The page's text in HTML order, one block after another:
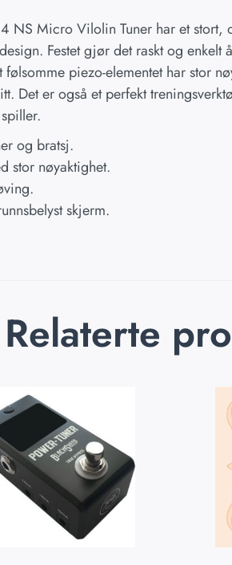
NS Micro Vilolin Tuner har et
Festet gjør det raskt og enkelt
følsomme piezo-elementet har stor
Det er også et perfekt
og bratsj.
stor nøyaktighet.
skjerm.
Relaterte